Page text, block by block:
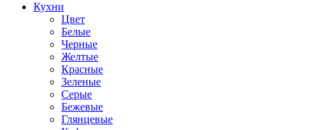
Кухни
Цвет
Белые
Черные
Желтые
Красные
Зеленые
Серые
Бежевые
Глянцевые